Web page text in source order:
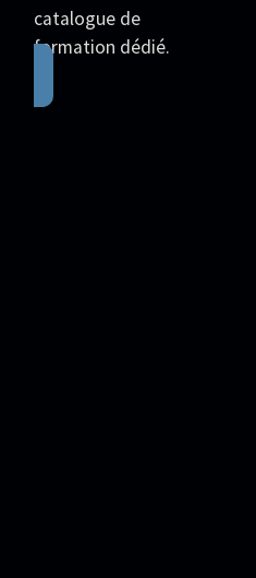
catalogue de
formation dédié.